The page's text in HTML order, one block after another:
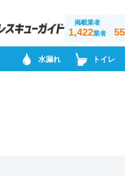
掲載業者
1,422業者
水漏れ トイレ